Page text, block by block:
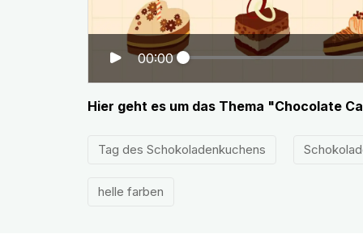
00:00
Hier geht es um das Thema "Chocolate
Tag des Schokoladenkuchens
helle farben